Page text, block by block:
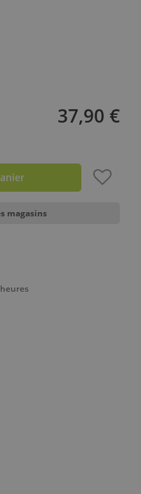
37,90 €
magasins